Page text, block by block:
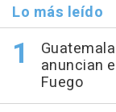
Lo más leído
anuncian
Fuego